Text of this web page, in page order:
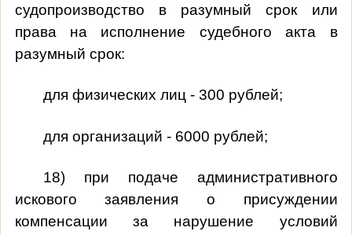
судопроизводство в разумный срок или
права на исполнение судебного акта в
разумный срок:
для физических лиц - 300 рублей;
для организаций - 6000 рублей;
18) при подаче административного
искового заявления о присуждении
компенсации за нарушение условий